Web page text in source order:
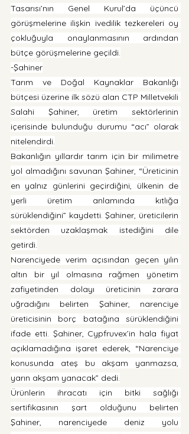
Tasarısı’nın Genel Kurul’da üçüncü
görüşmelerine ilişkin ivedilik tezkereleri oy
çokluğuyla onaylanmasının ardından
bütçe görüşmelerine geçildi.
-Şahiner
Tarım ve Doğal Kaynaklar Bakanlığı
bütçesi üzerine ilk sözü alan CTP Milletvekili
Salahi Şahiner, üretim sektörlerinin
içerisinde bulunduğu durumu “acı” olarak
nitelendirdi.
Bakanlığın yıllardır tarım için bir milimetre
yol almadığını savunan Şahiner, “Üreticinin
en yalnız günlerini geçirdiğini, ülkenin de
yerli üretim anlamında kıtlığa
sürüklendiğini” kaydetti. Şahiner, üreticilerin
sektörden uzaklaşmak istediğini dile
getirdi.
Narenciyede verim açısından geçen yılın
altın bir yıl olmasına rağmen yönetim
zafiyetinden dolayı üreticinin zarara
uğradığını belirten Şahiner, narenciye
üreticisinin borç batağına sürüklendiğini
ifade etti. Şahiner, Cypfruvex’in hala fiyat
açıklamadığına işaret ederek, “Narenciye
konusunda ateş bu akşam yanmazsa,
yarın akşam yanacak” dedi.
Ürünlerin ihracatı için bitki sağlığı
sertifikasının şart olduğunu belirten
Şahiner, narenciyede deniz yolu